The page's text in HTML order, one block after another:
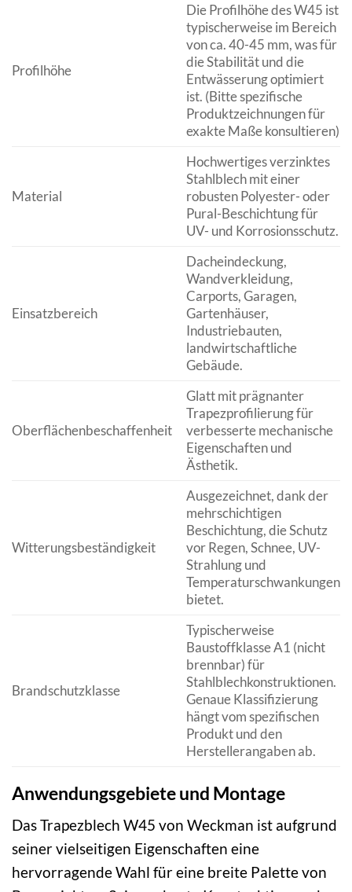
Profilhöhe
Die Profilhöhe des W45 ist
typischerweise im Bereich
von ca. 40-45 mm, was für
die Stabilität und die
Entwässerung optimiert
ist. (Bitte spezifische
Produktzeichnungen für
exakte Maße konsultieren)
Material
Hochwertiges verzinktes
Stahlblech mit einer
robusten Polyester- oder
Pural-Beschichtung für
UV- und Korrosionsschutz.
Einsatzbereich
Dacheindeckung,
Wandverkleidung,
Carports, Garagen,
Gartenhäuser,
Industriebauten,
landwirtschaftliche
Gebäude.
Oberflächenbeschaffenheit
Glatt mit prägnanter
Trapezprofilierung für
verbesserte mechanische
Eigenschaften und
Ästhetik.
Witterungsbeständigkeit
Ausgezeichnet, dank der
mehrschichtigen
Beschichtung, die Schutz
vor Regen, Schnee, UV-
Strahlung und
Temperaturschwankungen
bietet.
Brandschutzklasse
Typischerweise
Baustoffklasse A1 (nicht
brennbar) für
Stahlblechkonstruktionen.
Genaue Klassifizierung
hängt vom spezifischen
Produkt und den
Herstellerangaben ab.
Anwendungsgebiete und Montage
Das Trapezblech W45 von Weckman ist aufgrund
seiner vielseitigen Eigenschaften eine
hervorragende Wahl für eine breite Palette von